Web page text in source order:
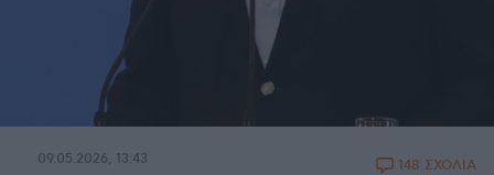
09.05.2026, 13:43 148 ΣΧΟΛΙΑ